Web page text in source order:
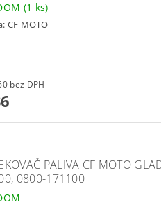
(1 ks)
CF MOTO
€110,60 bez DPH
PALIVA CF MOTO
0800-171100